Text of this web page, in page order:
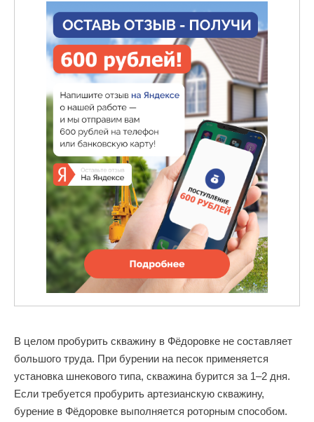
В целом пробурить скважину в Фёдоровке не составляет
большого труда. При бурении на песок применяется
установка шнекового типа, скважина бурится за 1–2 дня.
Если требуется пробурить артезианскую скважину,
бурение в Фёдоровке выполняется роторным способом.